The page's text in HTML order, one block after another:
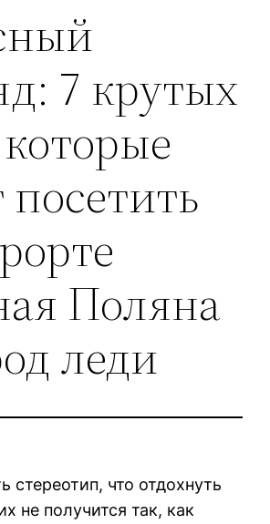
7 крутых
посетить
Поляна
леди
стереотип, что отдохнуть
не получится так, как